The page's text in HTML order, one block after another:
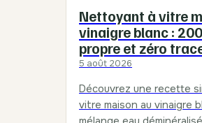
Nettoyant à vitre
vinaigre blanc :
propre et zéro
5 août 2026
Découvrez une recette
vitre maison au vinaigre